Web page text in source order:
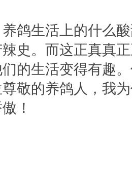
鸽生活上的什么
史。而这正真真
的生活变得有趣
敬的养鸽人，我
！